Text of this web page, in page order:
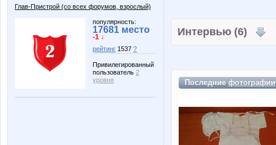
Глав-Пристрой (со всех форумов, взрослый)
популярность:
17681 место
-1 ↓
рейтинг 1537 ?
Привилегированный
пользователь 2
уровня
Интервью (6)
Последниефотографии